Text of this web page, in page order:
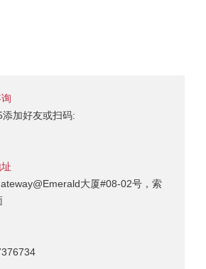
加好友或扫码:
大厦#08-02号，索